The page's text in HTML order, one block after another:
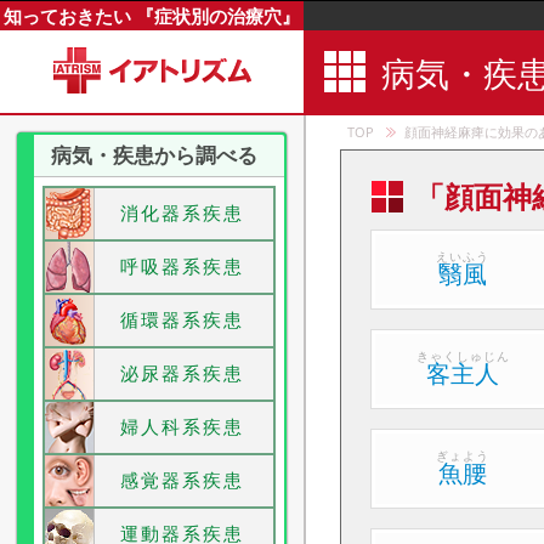
知っておきたい 『症状別の治療穴』
病気・疾
TOP 顔面神経麻痺に効果の
「顔面
翳風
えいふう
客主人
きゃくしゅじん
魚腰
ぎょよう
病気・疾患から調べる
消化器系疾患
呼吸器系疾患
循環器系疾患
泌尿器系疾患
婦人科系疾患
感覚器系疾患
運動器系疾患